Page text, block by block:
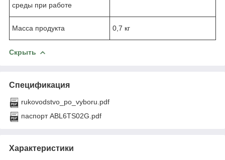
среды при работе
Масса продукта 0,7 кг
Скрыть
Спецификация
rukovodstvo_po_vyboru.pdf
паспорт ABL6TS02G.pdf
Характеристики